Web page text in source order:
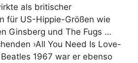
als britischer
für US-Hippie-Größen wie
Ginsberg und The Fugs …
›All You Need Is Love-
1967 war er ebenso